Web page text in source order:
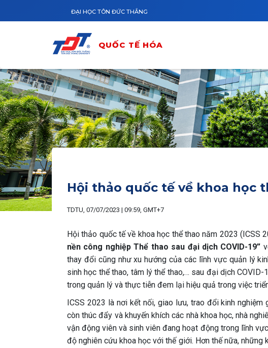
ĐẠI HỌC TÔN ĐỨC THẮNG
QUỐC TẾ HÓA
Hội thảo quốc tế về khoa học
TDTU, 07/07/2023 | 09:59, GMT+7
Hội thảo quốc tế về khoa học thể thao năm 2023 (ICSS
nền công nghiệp Thể thao sau đại dịch COVID-19”
thay đổi cũng như xu hướng của các lĩnh vực quản lý
sinh học thể thao, tâm lý thể thao,… sau đại dịch
trong quản lý và thực tiễn đem lại hiệu quả trong việc
ICSS 2023 là nơi kết nối, giao lưu, trao đổi kinh
còn thúc đẩy và khuyến khích các nhà khoa học, nhà
vận động viên và sinh viên đang hoạt động trong lĩnh
độ nghiên cứu khoa học với thế giới. Hơn thế nữa,